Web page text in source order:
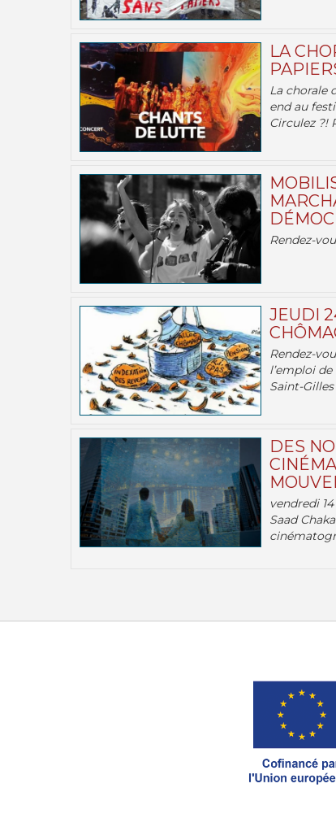
LA
La chorale
end au
Circulez ?!
Rendez-
JEUDI
Rendez-
l’emploi de
Saint-Gilles
DES
vendredi
Saad